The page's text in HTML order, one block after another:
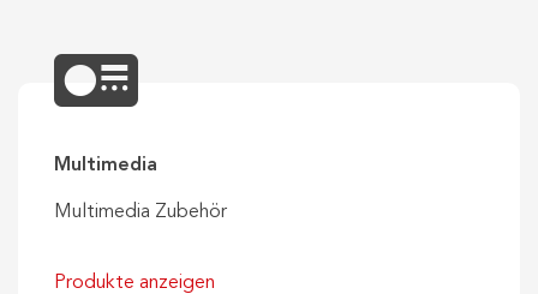
Multimedia
Multimedia Zubehör
Produkte anzeigen